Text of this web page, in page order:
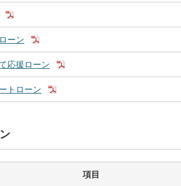
ーン
応援ローン
トローン
項目